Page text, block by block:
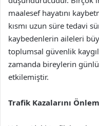
maalesef hayatını
kısmı uzun süre tedavi
kaybedenlerin aileleri
toplumsal güvenlik
zamanda bireylerin
etkilemiştir.
Trafik Kazalarını